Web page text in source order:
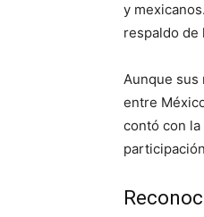
y
respaldo de
Aunque sus
entre
contó con